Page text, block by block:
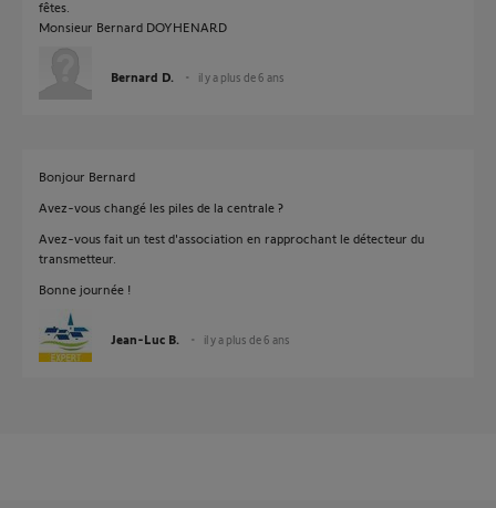
fêtes.
Monsieur Bernard DOYHENARD
Bernard D. il y a plus de 6 ans
Bonjour Bernard
Avez-vous changé les piles de la centrale ?
Avez-vous fait un test d'association en rapprochant le détecteur du
transmetteur.
Bonne journée !
Jean-Luc B. il y a plus de 6 ans